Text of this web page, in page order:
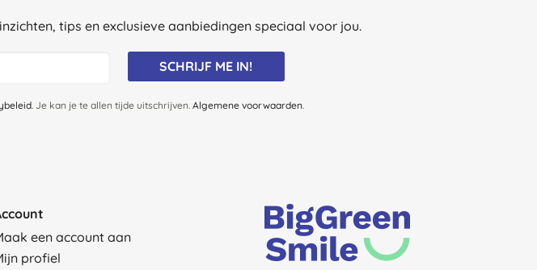
tips en exclusieve aanbiedingen speciaal voor jou.
SCHRIJF ME IN!
. Je kan je te allen tijde uitschrijven. Algemene voorwaarden.
een account aan
profiel